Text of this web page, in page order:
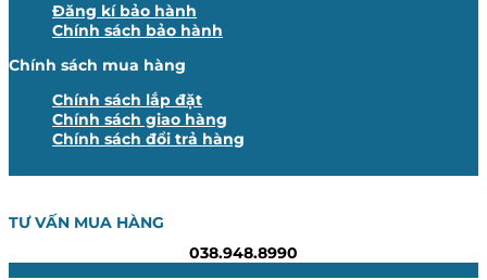
Đăng kí bảo hành
Chính sách bảo hành
Chính sách mua hàng
Chính sách lắp đặt
Chính sách giao hàng
Chính sách đổi trả hàng
TƯ VẤN MUA HÀNG
038.948.8990